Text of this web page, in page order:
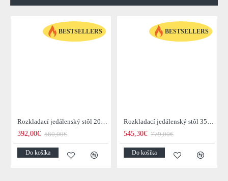
BESTSELLERS
Rozkladací jedálenský stôl 20976 120/200x80cm Masív drevo Palisander
392,00€ 560,00€
Do košíka
BESTSELLERS
Rozkladací jedálenský stôl 35299 160/240x100cm Masív drevo Palisander
545,30€ 779,00€
Do košíka